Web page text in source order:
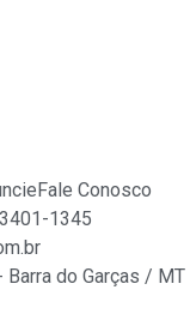
Fale Conosco
1345
Barra do Garças / MT